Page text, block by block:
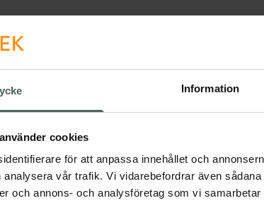
Information
cookies
för att anpassa innehållet och
vår trafik. Vi vidarebefordrar även
och annons- och analysföretag som vi
Nyhet
Bragg Äppelcidervinäger
EKO